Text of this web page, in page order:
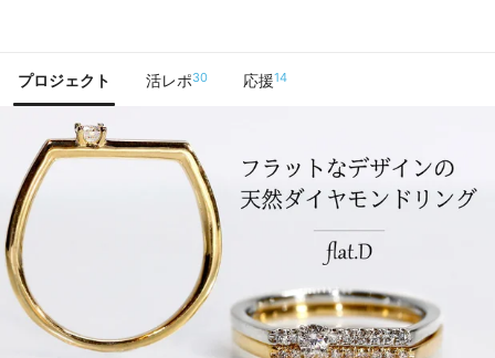
プロジェクト 活レポ30 応援14